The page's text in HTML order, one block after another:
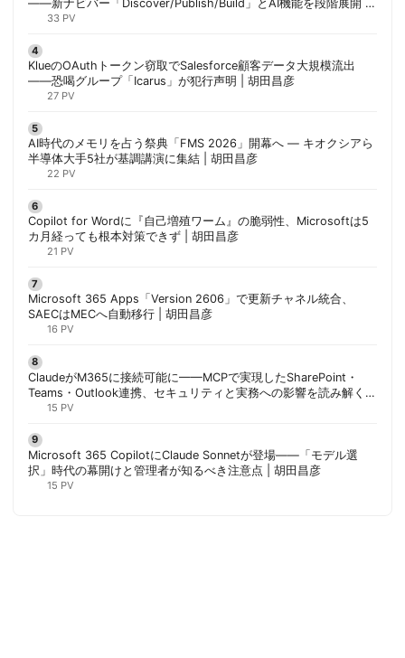
——新ナビバー「Discover/Publish/Build」とAI機能を段階展開 |
胡田昌彦
33 PV
KlueのOAuthトークン窃取でSalesforce顧客データ大規模流出
——恐喝グループ「Icarus」が犯行声明 | 胡田昌彦
27 PV
AI時代のメモリを占う祭典「FMS 2026」開幕へ ― キオクシアら
半導体大手5社が基調講演に集結 | 胡田昌彦
22 PV
Copilot for Wordに『自己増殖ワーム』の脆弱性、Microsoftは5
カ月経っても根本対策できず | 胡田昌彦
21 PV
Microsoft 365 Apps「Version 2606」で更新チャネル統合、
SAECはMECへ自動移行 | 胡田昌彦
16 PV
ClaudeがM365に接続可能に——MCPで実現したSharePoint・
Teams・Outlook連携、セキュリティと実務への影響を読み解く |
胡田昌彦
15 PV
Microsoft 365 CopilotにClaude Sonnetが登場——「モデル選
択」時代の幕開けと管理者が知るべき注意点 | 胡田昌彦
15 PV